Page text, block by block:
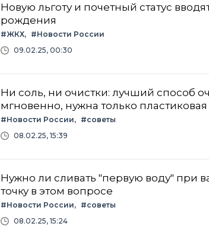
Новую льготу и почетный статус
рождения
#ЖКХ
#Новости России
09.02.25, 00:30
Ни соль, ни очистки: лучший способ
мгновенно, нужна только пластиковая
#Новости России
#советы
08.02.25, 15:39
Нужно ли сливать "первую воду" при
точку в этом вопросе
#Новости России
#советы
08.02.25, 15:24